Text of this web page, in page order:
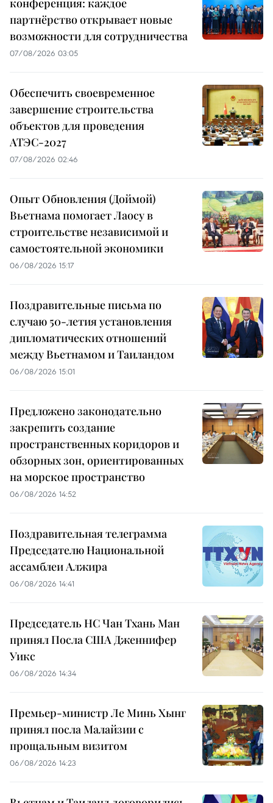
партнёрство открывает новые
возможности для сотрудничества
07/08/2026 03:05
Обеспечить своевременное
завершение строительства
объектов для проведения
АТЭС-2027
07/08/2026 02:46
Опыт Обновления (Доймой)
Вьетнама помогает Лаосу в
строительстве независимой и
самостоятельной экономики
06/08/2026 15:17
Поздравительные письма по
случаю 50-летия установления
дипломатических отношений
между Вьетнамом и Таиландом
06/08/2026 15:01
Предложено законодательно
закрепить создание
пространственных коридоров и
обзорных зон, ориентированных
на морское пространство
06/08/2026 14:52
Поздравительная телеграмма
Председателю Национальной
ассамблеи Алжира
06/08/2026 14:41
Председатель НС Чан Тхань Ман
принял Посла США Дженнифер
Уикс
06/08/2026 14:34
Премьер-министр Ле Минь Хынг
принял посла Малайзии с
прощальным визитом
06/08/2026 14:23